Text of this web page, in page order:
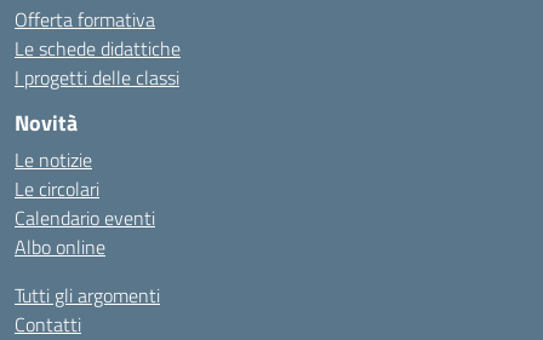
Offerta formativa
Le schede didattiche
I progetti delle classi
Novità
Le notizie
Le circolari
Calendario eventi
Albo online
Tutti gli argomenti
Contatti